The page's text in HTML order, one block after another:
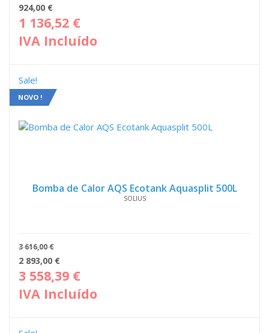
O
preço
original
era:
924,00 €
1 136,52 €
IVA Incluído
Sale!
NOVO !
Bomba de Calor AQS Ecotank Aquasplit 500L
SOLIUS
3 616,00€
O
preço
original
era:
2 893,00 €
3 558,39 €
IVA Incluído